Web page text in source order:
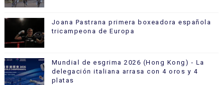
Joana Pastrana primera boxeadora española
tricampeona de Europa
Mundial de esgrima 2026 (Hong Kong) - La
delegación italiana arrasa con 4 oros y 4
platas